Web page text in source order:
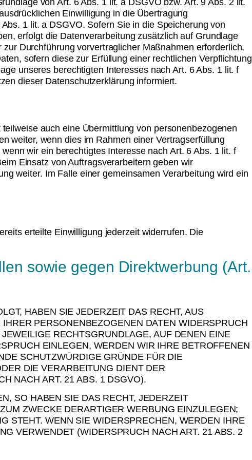
Einwilligung in die Übertragung
1 lit. a DSGVO. Sofern Sie in die Speicherung von
erfolgt die Datenverarbeitung zusätzlich auf Grundlage
Durchführung vorvertraglicher Maßnahmen erforderlich,
sofern diese zur Erfüllung einer rechtlichen Verpflichtung
unseres berechtigten Interesses nach Art. 6 Abs. 1 lit. f
dieser Datenschutzerklärung informiert.
auch eine Übermittlung von personenbezogenen
weiter, wenn dies im Rahmen einer Vertragserfüllung
wir ein berechtigtes Interesse nach Art. 6 Abs. 1 lit. f
Einsatz von Auftragsverarbeitern geben wir
weiter. Im Falle einer gemeinsamen Verarbeitung wird ein
erteilte Einwilligung jederzeit widerrufen. Die
sowie gegen Direktwerbung (Art.
HABEN SIE JEDERZEIT DAS RECHT, AUS
PERSONENBEZOGENEN DATEN WIDERSPRUCH
RECHTSGRUNDLAGE, AUF DENEN EINE
EINLEGEN, WERDEN WIR IHRE BETROFFENEN
SCHUTZWÜRDIGE GRÜNDE FÜR DIE
DIE VERARBEITUNG DIENT DER
NACH ART. 21 ABS. 1 DSGVO).
SO HABEN SIE DAS RECHT, JEDERZEIT
ZWECKE DERARTIGER WERBUNG EINZULEGEN;
STEHT. WENN SIE WIDERSPRECHEN, WERDEN IHRE
VERWENDET (WIDERSPRUCH NACH ART. 21 ABS. 2